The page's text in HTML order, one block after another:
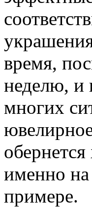
время,
неделю, и
многих
именно на
примере.